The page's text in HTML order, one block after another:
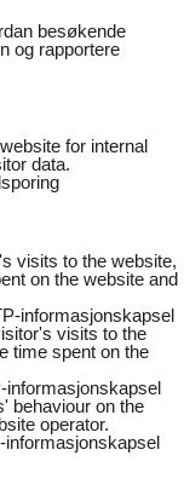
besøkende
og rapportere
for internal
data.
visits to the website,
on the website and
informasjonskapsel
visits to the
time spent on the
informasjonskapsel
behaviour on the
operator.
informasjonskapsel